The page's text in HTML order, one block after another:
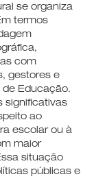
se organiza
termos
com
gestores e
de Educação.
significativas
ao
escolar ou à
maior
situação
públicas e